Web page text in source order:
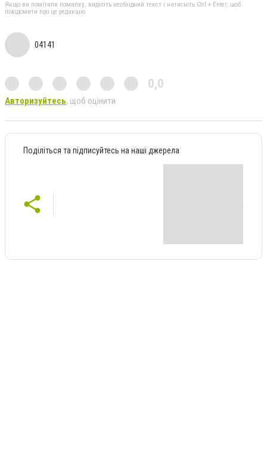
Якщо ви помітили помилку, виділіть необхідний текст і натисніть Ctrl + Enter, щоб
повідомити про це редакцію
04141
0,0
Авторизуйтесь, щоб оцінити
Поділіться та підписуйтесь на наші джерела